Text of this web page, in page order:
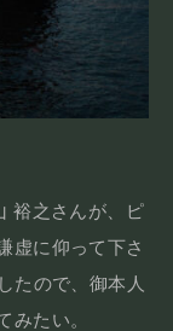
裕之さんが、ピ
虚に仰って下さ
たので、御本人
みたい。